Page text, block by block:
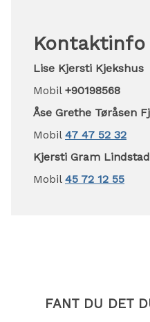
Kontaktinfo
Lise Kjersti Kjekshus
Mobil +90198568
Åse Grethe Tøråsen
Mobil 47 47 52 32
Kjersti Gram Lindstad
Mobil 45 72 12 55
FANT DU DET